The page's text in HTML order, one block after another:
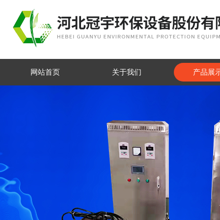
网站首页 关于我们 产品展